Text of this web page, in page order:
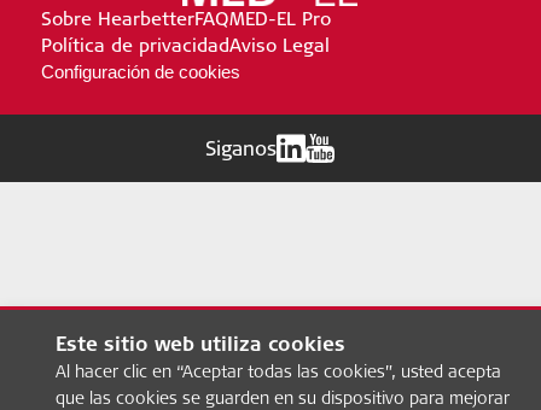
Sobre HearbetterFAQMED-EL Pro
Política de privacidadAviso Legal
Configuración de cookies
Siganos
Este sitio web utiliza cookies
Al hacer clic en “Aceptar todas las cookies”, usted acepta
que las cookies se guarden en su dispositivo para mejorar